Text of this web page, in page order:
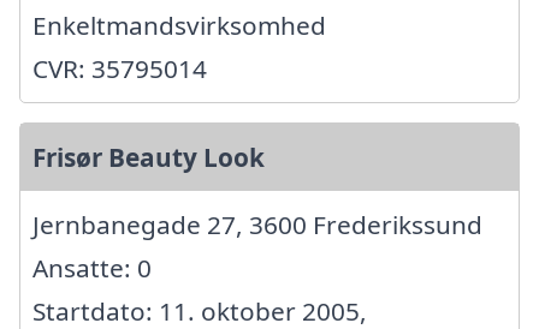
Enkeltmandsvirksomhed
CVR: 35795014
Frisør Beauty Look
Jernbanegade 27, 3600 Frederikssund
Ansatte: 0
Startdato: 11. oktober 2005,